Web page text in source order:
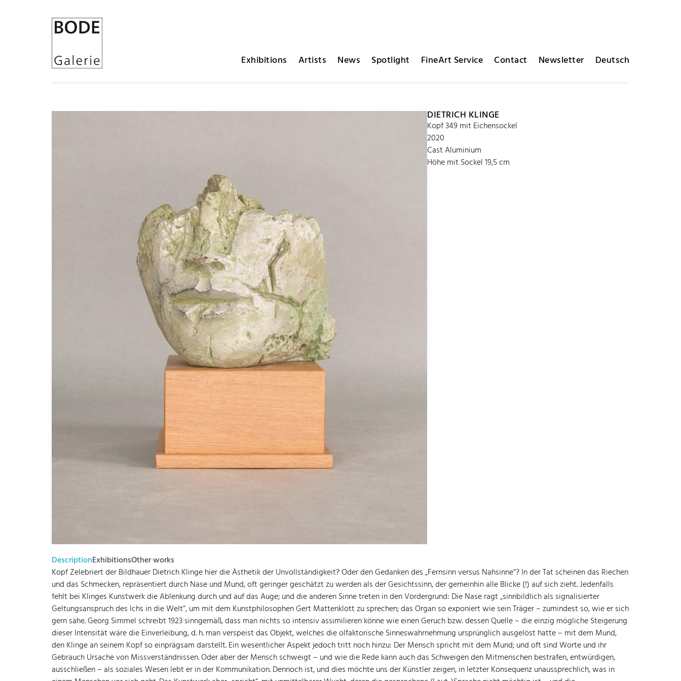
Exhibitions Artists News Spotlight FineArt Service Contact Newsletter Deutsch
DIETRICH KLINGE
Kopf 349 mit Eichensockel
2020
Cast Aluminium
Höhe mit Sockel 19,5 cm
DescriptionExhibitionsOther works
Kopf Zelebriert der Bildhauer Dietrich Klinge hier die Ästhetik der Unvollständigkeit? Oder den Gedanken des „Fernsinn versus Nahsinne“? In der Tat scheinen das Riechen
und das Schmecken, repräsentiert durch Nase und Mund, oft geringer geschätzt zu werden als der Gesichtssinn, der gemeinhin alle Blicke (!) auf sich zieht. Jedenfalls
fehlt bei Klinges Kunstwerk die Ablenkung durch und auf das Auge; und die anderen Sinne treten in den Vordergrund: Die Nase ragt „sinnbildlich als signalisierter
Geltungsanspruch des Ichs in die Welt“, um mit dem Kunstphilosophen Gert Mattenklott zu sprechen; das Organ so exponiert wie sein Träger – zumindest so, wie er sich
gern sähe. Georg Simmel schreibt 1923 sinngemäß, dass man nichts so intensiv assimilieren könne wie einen Geruch bzw. dessen Quelle – die einzig mögliche Steigerung
dieser Intensität wäre die Einverleibung, d. h. man verspeist das Objekt, welches die olfaktorische Sinneswahrnehmung ursprünglich ausgelöst hatte – mit dem Mund,
den Klinge an seinem Kopf so einprägsam darstellt. Ein wesentlicher Aspekt jedoch tritt noch hinzu: Der Mensch spricht mit dem Mund; und oft sind Worte und ihr
Gebrauch Ursache von Missverständnissen. Oder aber der Mensch schweigt – und wie die Rede kann auch das Schweigen den Mitmenschen bestrafen, entwürdigen,
ausschließen – als soziales Wesen lebt er in der Kommunikation. Dennoch ist, und dies möchte uns der Künstler zeigen, in letzter Konsequenz unaussprechlich, was in